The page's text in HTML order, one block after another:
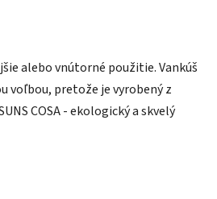
alebo vnútorné použitie. Vankúš
voľbou, pretože je vyrobený z
COSA - ekologický a skvelý